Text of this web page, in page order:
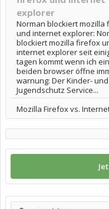
explorer
Norman blockiert mozilla
und internet explorer:
blockiert mozilla firefox
internet explorer seit
tagen kommt wenn ich
beiden browser öffne
warnung: Der Kinder- und
Jugendschutz Service...
Mozilla Firefox vs.